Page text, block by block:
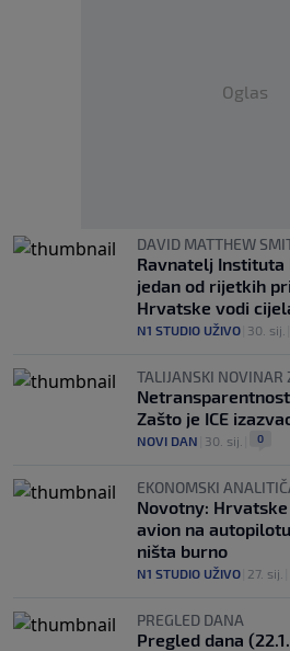
Oglas
DAVID MATTHEW
Ravnatelj Instituta
jedan od rijetkih
Hrvatske vodi
N1 STUDIO UŽIVO 30. sij.
TALIJANSKI NOVINAR
Zašto je ICE
NOVI DAN 30. sij. 0
EKONOMSKI
Novotny:
avion na
ništa burno
N1 STUDIO UŽIVO 27. sij.
PREGLED DANA
Pregled dana